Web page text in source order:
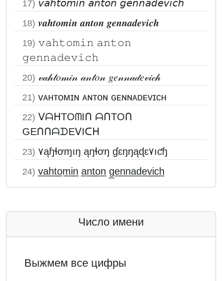
17) 𝘷𝘢𝘩𝘵𝘰𝘮𝘪𝘯 𝘢𝘯𝘵𝘰𝘯 𝘨𝘦𝘯𝘯𝘢𝘥𝘦𝘷𝘪𝘤𝘩
18) 𝒗𝒂𝒉𝒕𝒐𝒎𝒊𝒏 𝒂𝒏𝒕𝒐𝒏 𝒈𝒆𝒏𝒏𝒂𝒅𝒆𝒗𝒊𝒄𝒉
19) 𝚟𝚊𝚑𝚝𝚘𝚖𝚒𝚗 𝚊𝚗𝚝𝚘𝚗
𝚐𝚎𝚗𝚗𝚊𝚍𝚎𝚟𝚒𝚌𝚑
20) 𝓋𝒶𝒽𝓉𝑜𝓂𝒾𝓃 𝒶𝓃𝓉𝑜𝓃 𝑔𝑒𝓃𝓃𝒶𝒹𝑒𝓋𝒾𝒸𝒽
21) ᴠᴀʜᴛᴏᴍɪɴ ᴀɴᴛᴏɴ ɢᴇɴɴᴀᴅᴇᴠɪᴄʜ
22) ᐯᗩᕼTOᗰIᑎ ᗩᑎTOᑎ
GEᑎᑎᗩᗪEᐯIᑕᕼ
23) ۷ąɧɬơɱıŋ ąŋɬơŋ ɠɛŋŋąɖɛ۷ıƈɧ
24) v̲a̲h̲t̲o̲m̲i̲n̲ a̲n̲t̲o̲n̲ g̲e̲n̲n̲a̲d̲e̲v̲i̲c̲h̲
Число имени
Выжмем все цифры